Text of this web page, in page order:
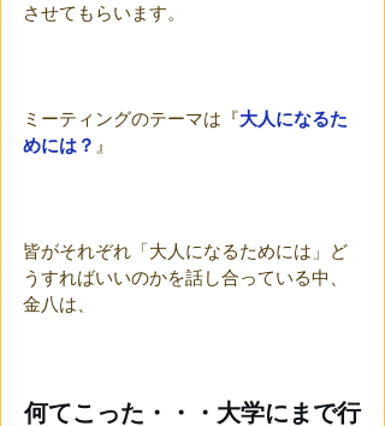
させてもらいます。
ミーティングのテーマは『大人になるた
めには？ 』
皆がそれぞれ「大人になるためには」ど
うすればいいのかを話し合っている中、
金八は、
何てこった・・・大学にまで行